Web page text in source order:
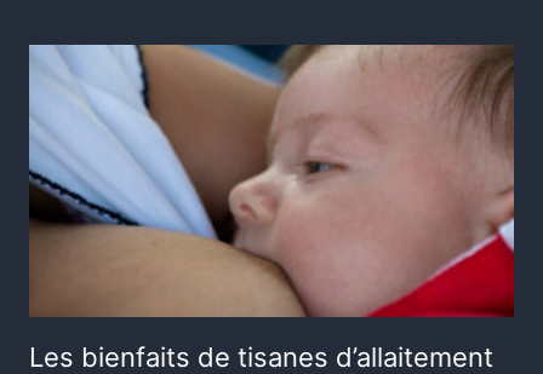
Les bienfaits de tisanes d’allaitement